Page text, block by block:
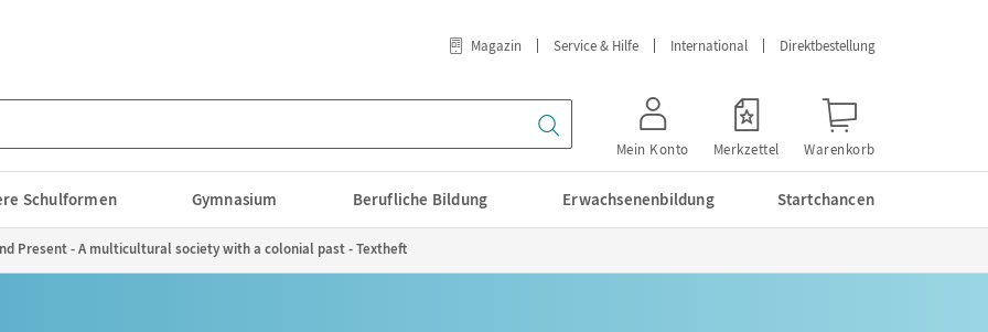
Magazin Service & Hilfe International Direktbestellung
Mein Konto Merkzettel Warenkorb
Schulformen Gymnasium Berufliche Bildung Erwachsenenbildung Startchancen
Present - A multicultural society with a colonial past - Textheft